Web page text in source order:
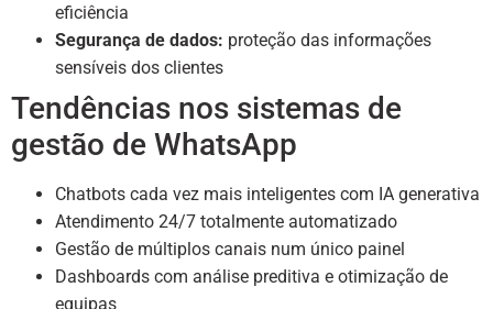
eficiência
Segurança de dados: proteção das informações
sensíveis dos clientes
Tendências nos sistemas de
gestão de WhatsApp
Chatbots cada vez mais inteligentes com IA generativa
Atendimento 24/7 totalmente automatizado
Gestão de múltiplos canais num único painel
Dashboards com análise preditiva e otimização de
equipas